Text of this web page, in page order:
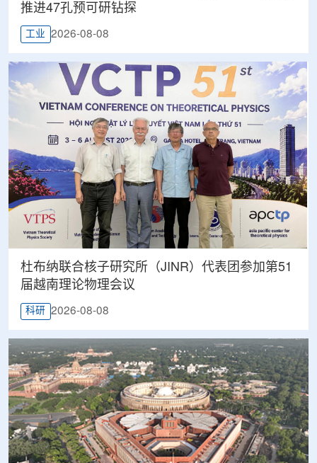
推进47孔预可研钻探
工业 2026-08-08
杜布纳联合核子研究所（JINR）代表团参加第51
届越南理论物理会议
科研 2026-08-08